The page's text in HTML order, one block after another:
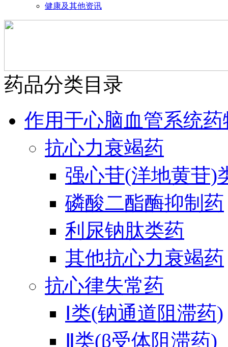
健康及其他资讯
药品分类目录
作用于心脑血管系统药
抗心力衰竭药
强心苷(洋地黄苷)
磷酸二酯酶抑制药
利尿钠肽类药
其他抗心力衰竭药
抗心律失常药
Ⅰ类(钠通道阻滞药)
Ⅱ类(β受体阻滞药)